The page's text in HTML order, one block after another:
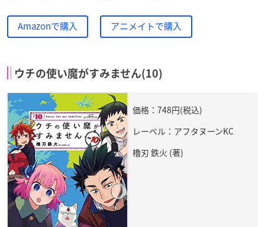
Amazonで購入 アニメイトで購入
ウチの使い魔がすみません(10)
価格：748円(税込)
レーベル：アフタヌーンKC
櫓刃 鉄火 (著)